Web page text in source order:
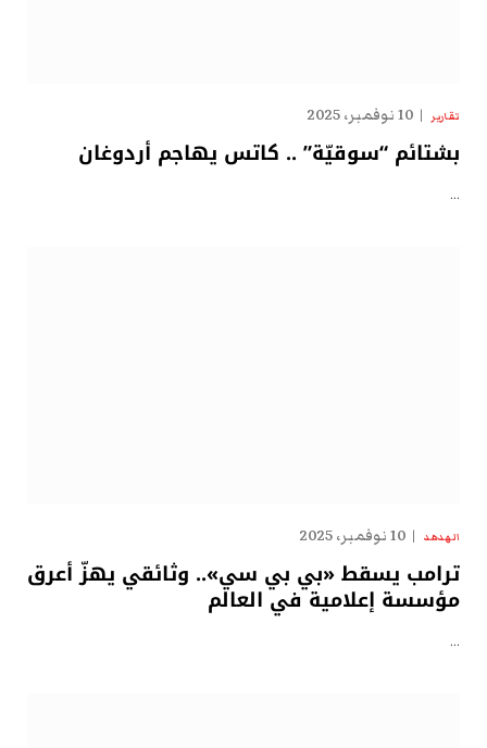
تقارير 10 نوفمبر، 2025
بشتائم “سوقيّة” .. كاتس يهاجم أردوغان
…
الهدهد 10 نوفمبر، 2025
ترامب يسقط «بي بي سي».. وثائقي يهزّ أعرق
مؤسسة إعلامية في العالم
…